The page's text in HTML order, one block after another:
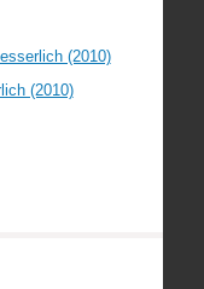
(2010)
(2010)